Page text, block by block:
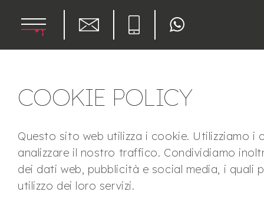
COOKIE POLICY
Questo sito web utilizza i cookie. Utilizziamo i
analizzare il nostro traffico. Condividiamo
dei dati web, pubblicità e social media, i
utilizzo dei loro servizi.